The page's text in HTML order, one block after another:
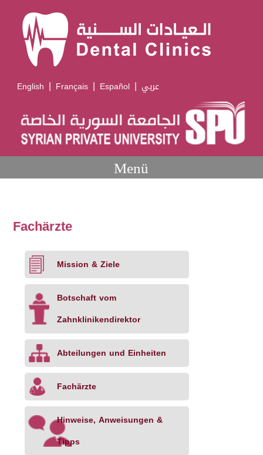
English | Français | Español | عربي
Menü
Fachärzte
Mission & Ziele
Botschaft vom
Zahnklinikendirektor
Abteilungen und Einheiten
Fachärzte
Hinweise, Anweisungen &
Tipps